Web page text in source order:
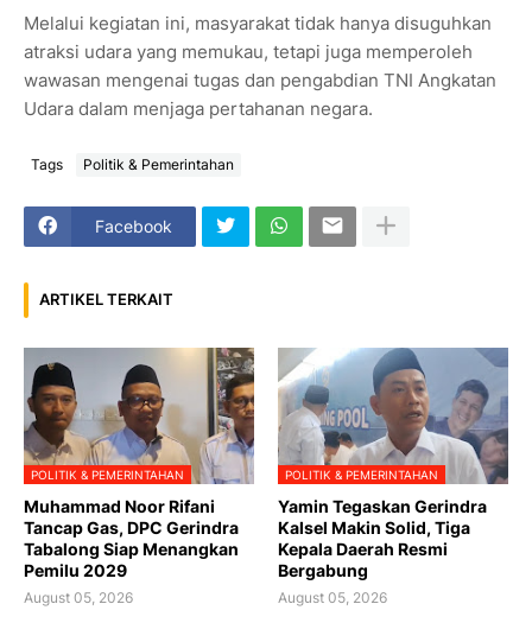
Melalui kegiatan ini, masyarakat tidak hanya disuguhkan
atraksi udara yang memukau, tetapi juga memperoleh
wawasan mengenai tugas dan pengabdian TNI Angkatan
Udara dalam menjaga pertahanan negara.
Tags Politik & Pemerintahan
Facebook
ARTIKEL TERKAIT
POLITIK & PEMERINTAHAN
Muhammad Noor Rifani
Tancap Gas, DPC Gerindra
Tabalong Siap Menangkan
Pemilu 2029
August 05, 2026
POLITIK & PEMERINTAHAN
Yamin Tegaskan Gerindra
Kalsel Makin Solid, Tiga
Kepala Daerah Resmi
Bergabung
August 05, 2026